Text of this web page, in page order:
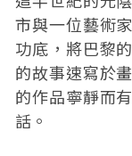
市與一位藝術
功底，將巴黎
的故事速寫於
的作品寧靜而
話。